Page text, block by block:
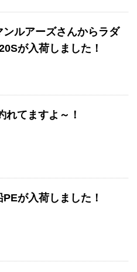
ンルアーズさんからラダ
が入荷しました！
れてますよ～！
が入荷しました！